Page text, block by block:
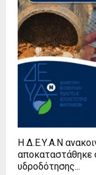
Η Δ.Ε.Υ.Α.Ν
αποκαταστάθηκε
υδροδότησης...